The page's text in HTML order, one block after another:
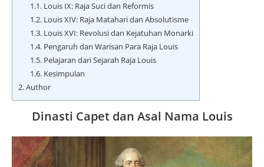
1.1.Louis IX: Raja Suci dan Reformis
1.2.Louis XIV: Raja Matahari dan Absolutisme
1.3.Louis XVI: Revolusi dan Kejatuhan Monarki
1.4.Pengaruh dan Warisan Para Raja Louis
1.5.Pelajaran dari Sejarah Raja Louis
1.6.Kesimpulan
2.Author
Dinasti Capet dan Asal Nama Louis